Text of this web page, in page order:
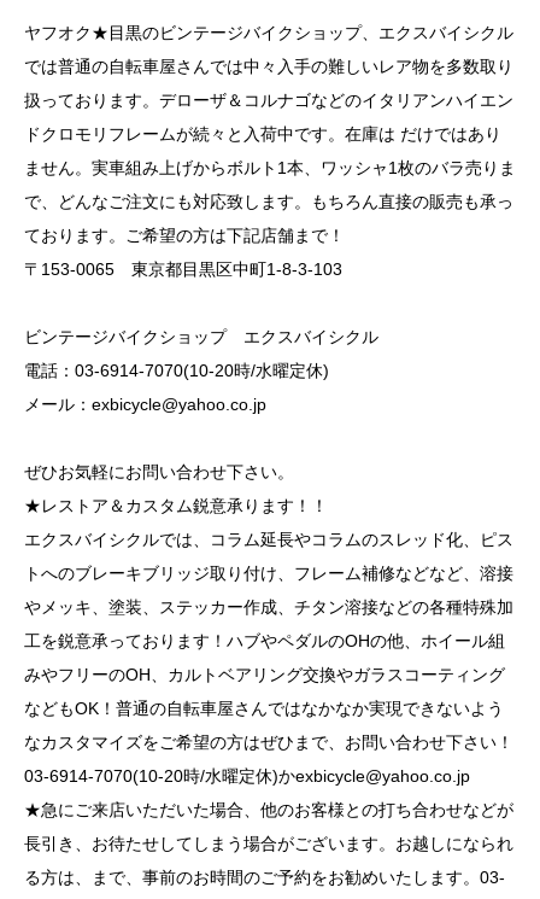
ヤフオク★目黒のビンテージバイクショップ、エクスバイシクル
では普通の自転車屋さんでは中々入手の難しいレア物を多数取り
扱っております。デローザ＆コルナゴなどのイタリアンハイエン
ドクロモリフレームが続々と入荷中です。在庫は だけではあり
ません。実車組み上げからボルト1本、ワッシャ1枚のバラ売りま
で、どんなご注文にも対応致します。もちろん直接の販売も承っ
ております。ご希望の方は下記店舗まで！
〒153-0065 東京都目黒区中町1-8-3-103
ビンテージバイクショップ エクスバイシクル
電話：03-6914-7070(10-20時/水曜定休)
メール： exbicycle@yahoo.co.jp
ぜひお気軽にお問い合わせ下さい。
★レストア＆カスタム鋭意承ります！！
エクスバイシクルでは、コラム延長やコラムのスレッド化、ピス
トへのブレーキブリッジ取り付け、フレーム補修などなど、溶接
やメッキ、塗装、ステッカー作成、チタン溶接などの各種特殊加
工を鋭意承っております！ハブやペダルのOHの他、ホイール組
みやフリーのOH、カルトベアリング交換やガラスコーティング
などもOK！普通の自転車屋さんではなかなか実現できないよう
なカスタマイズをご希望の方はぜひまで、お問い合わせ下さい！
03-6914-7070(10-20時/水曜定休)かexbicycle@yahoo.co.jp
★急にご来店いただいた場合、他のお客様との打ち合わせなどが
長引き、お待たせしてしまう場合がございます。お越しになられ
る方は、まで、事前のお時間のご予約をお勧めいたします。03-